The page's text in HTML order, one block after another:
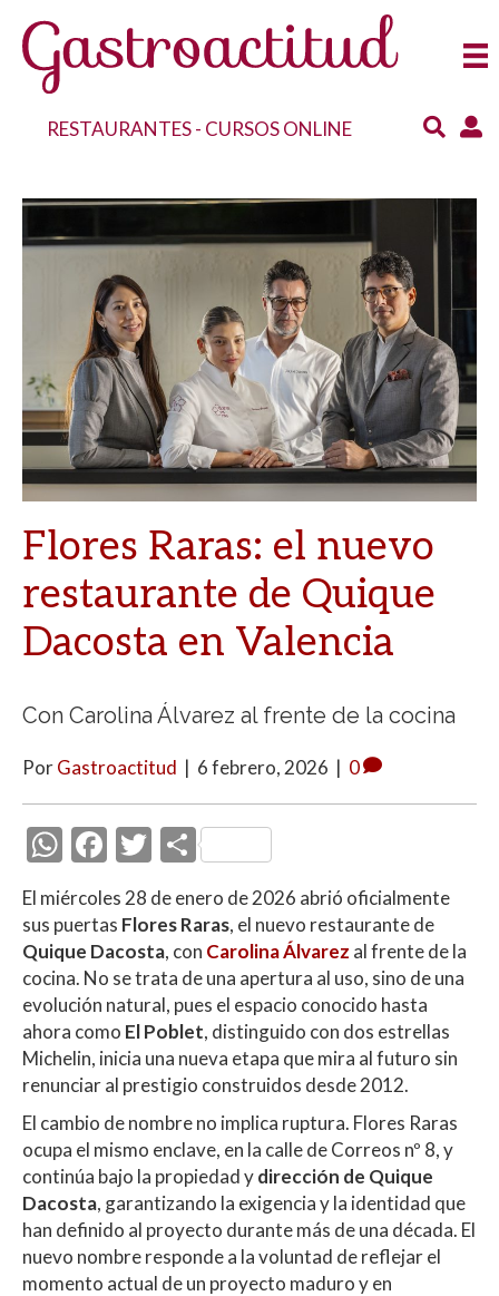
RESTAURANTES- CURSOS ONLINE
Flores Raras: el nuevo
restaurante de Quique
Dacosta en Valencia
Con Carolina Álvarez al frente de la cocina
PorGastroactitud | 6 febrero, 2026 | 0
W
h
at
s
A
p
p
F
ac
e
b
o
o
k
T
w
itt
er
C
m
p
ar
ti
r
El miércoles 28 de enero de 2026 abrió oficialmente
sus puertas Flores Raras, el nuevo restaurante de
Quique Dacosta, con Carolina Álvarez al frente de la
cocina. No se trata de una apertura al uso, sino de una
evolución natural, pues el espacio conocido hasta
ahora como El Poblet, distinguido con dos estrellas
Michelin, inicia una nueva etapa que mira al futuro sin
renunciar al prestigio construidos desde 2012.
El cambio de nombre no implica ruptura. Flores Raras
ocupa el mismo enclave, en la calle de Correos nº 8, y
continúa bajo la propiedad ydirección de Quique
Dacosta, garantizando la exigencia y la identidad que
han definido al proyecto durante más de una década. El
nuevo nombre responde a la voluntad de reflejar el
momento actual de un proyecto maduro y en